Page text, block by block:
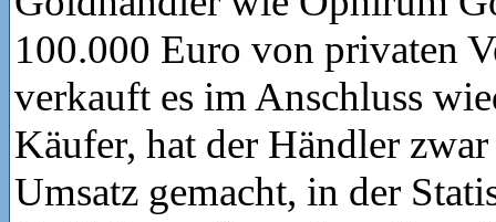
100.000 Euro von privaten
verkauft es im Anschluss
Käufer, hat der Händler
Umsatz gemacht, in der